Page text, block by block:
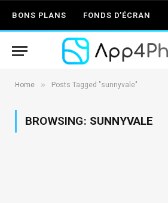
BONS PLANS FONDS D’ÉCRAN
Home » Posts Tagged "sunnyvale"
BROWSING: SUNNYVALE